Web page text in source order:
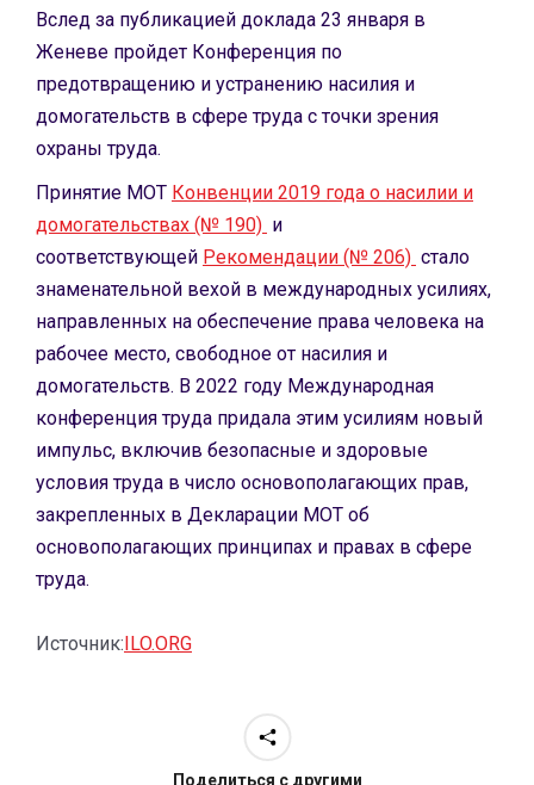
Вслед за публикацией доклада 23 января в
Женеве пройдет Конференция по
предотвращению и устранению насилия и
домогательств в сфере труда с точки зрения
охраны труда.
Принятие МОТ Конвенции 2019 года о насилии и
домогательствах (№ 190) и
соответствующей Рекомендации (№ 206) стало
знаменательной вехой в международных усилиях,
направленных на обеспечение права человека на
рабочее место, свободное от насилия и
домогательств. В 2022 году Международная
конференция труда придала этим усилиям новый
импульс, включив безопасные и здоровые
условия труда в число основополагающих прав,
закрепленных в Декларации МОТ об
основополагающих принципах и правах в сфере
труда.
Источник:ILO.ORG
Поделиться с другими